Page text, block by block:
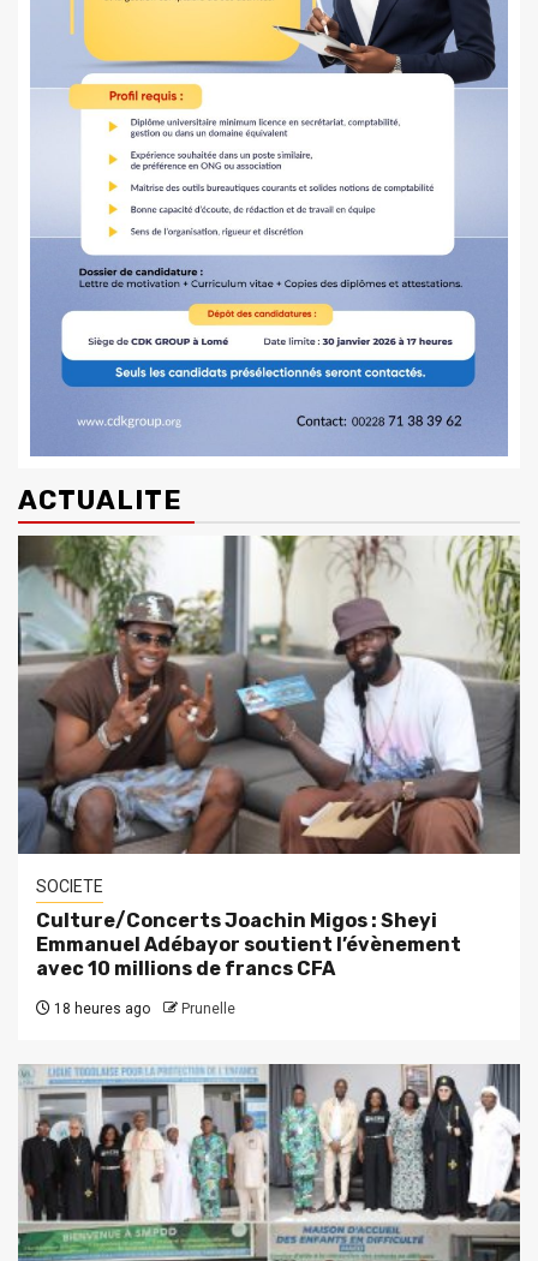
ACTUALITE
SOCIETE
Culture/Concerts Joachin Migos : Sheyi
Emmanuel Adébayor soutient l’évènement
avec 10 millions de francs CFA
18 heures ago Prunelle